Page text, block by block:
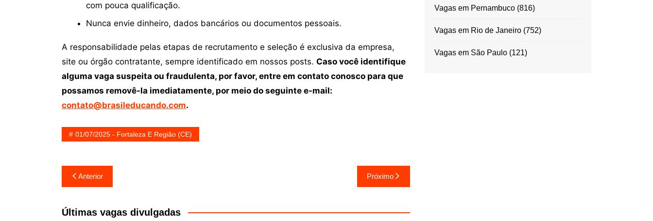
com pouca qualificação.
Nunca envie dinheiro, dados bancários ou documentos pessoais.
A responsabilidade pelas etapas de recrutamento e seleção é exclusiva da empresa,
site ou órgão contratante, sempre identificado em nossos posts. Caso você identifique
alguma vaga suspeita ou fraudulenta, por favor, entre em contato conosco para que
possamos removê-la imediatamente, por meio do seguinte e-mail:
contato@brasileducando.com.
01/07/2025 - Fortaleza E Região (CE)
Navegação
de
Post
Anterior Próximo
Últimas vagas divulgadas
Vagas em Pernambuco(816)
Vagas em Rio de Janeiro(752)
Vagas em São Paulo(121)